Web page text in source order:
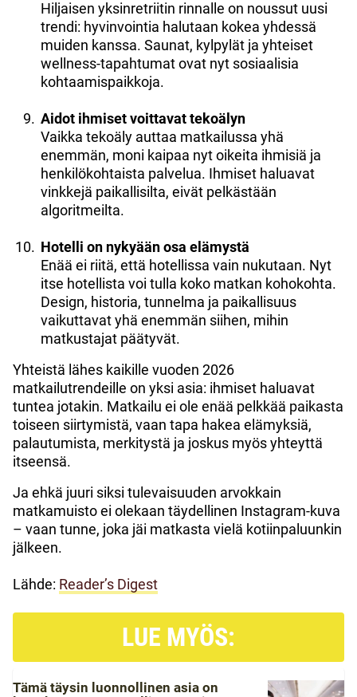
Hiljaisen yksinretriitin rinnalle on noussut uusi
trendi: hyvinvointia halutaan kokea yhdessä
muiden kanssa. Saunat, kylpylät ja yhteiset
wellness-tapahtumat ovat nyt sosiaalisia
kohtaamispaikkoja.
Aidot ihmiset voittavat tekoälyn
Vaikka tekoäly auttaa matkailussa yhä
enemmän, moni kaipaa nyt oikeita ihmisiä ja
henkilökohtaista palvelua. Ihmiset haluavat
vinkkejä paikallisilta, eivät pelkästään
algoritmeilta.
Hotelli on nykyään osa elämystä
Enää ei riitä, että hotellissa vain nukutaan. Nyt
itse hotellista voi tulla koko matkan kohokohta.
Design, historia, tunnelma ja paikallisuus
vaikuttavat yhä enemmän siihen, mihin
matkustajat päätyvät.
Yhteistä lähes kaikille vuoden 2026
matkailutrendeille on yksi asia: ihmiset haluavat
tuntea jotakin. Matkailu ei ole enää pelkkää paikasta
toiseen siirtymistä, vaan tapa hakea elämyksiä,
palautumista, merkitystä ja joskus myös yhteyttä
itseensä.
Ja ehkä juuri siksi tulevaisuuden arvokkain
matkamuisto ei olekaan täydellinen Instagram-kuva
– vaan tunne, joka jäi matkasta vielä kotiinpaluunkin
jälkeen.
Lähde: Reader’s Digest
LUE MYÖS:
Tämä täysin luonnollinen asia on